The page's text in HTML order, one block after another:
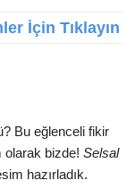
İçin Tıklayın
Bu eğlenceli fikir
olarak bizde!Selsal
hazırladık.